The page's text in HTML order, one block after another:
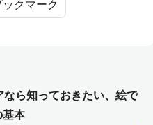
クマーク
ら知っておきたい、絵で
基本